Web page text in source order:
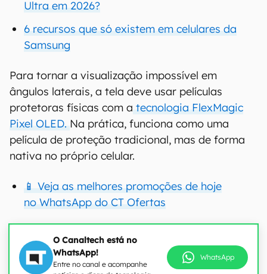
Ultra em 2026?
6 recursos que só existem em celulares da
Samsung
Para tornar a visualização impossível em
ângulos laterais, a tela deve usar películas
protetoras físicas com a tecnologia FlexMagic
Pixel OLED. Na prática, funciona como uma
película de proteção tradicional, mas de forma
nativa no próprio celular.
📱 Veja as melhores promoções de hoje
no WhatsApp do CT Ofertas
O Canaltech está no
WhatsApp!
Entre no canal e acompanhe
WhatsApp